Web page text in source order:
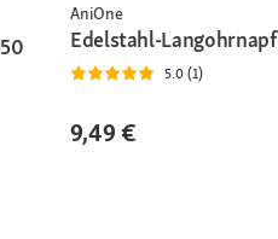
AniOne
Edelstahl-Langohrnapf
5.0 (1)
9,49 €